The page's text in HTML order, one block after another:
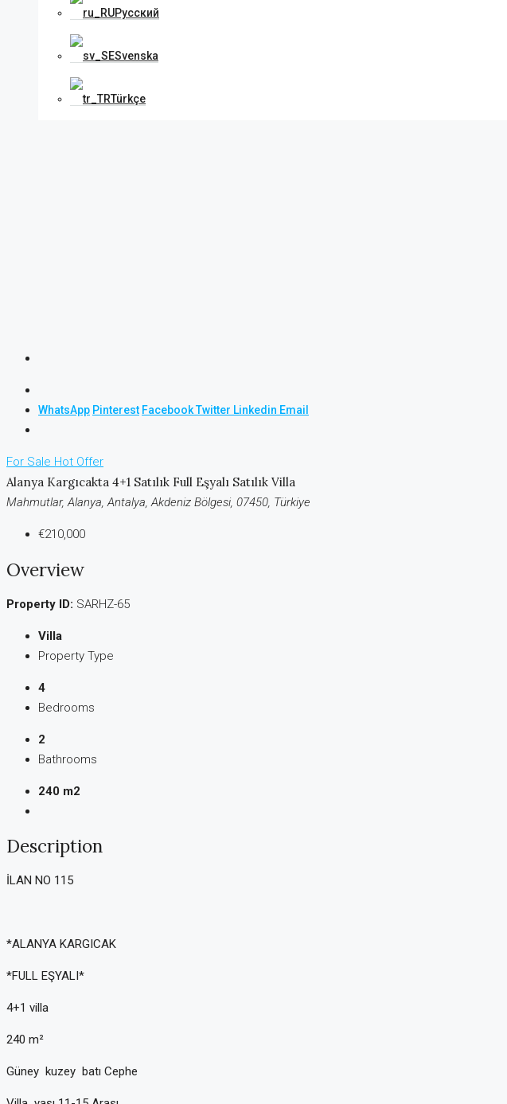
Русский
Svenska
Türkçe
WhatsApp Pinterest FacebookTwitter Linkedin Email
For Sale Hot Offer
Alanya Kargıcakta 4+1 Satılık Full Eşyalı Satılık Villa
Mahmutlar, Alanya, Antalya, Akdeniz Bölgesi, 07450, Türkiye
€210,000
Overview
Property ID: SARHZ-65
Villa
Property Type
4
Bedrooms
2
Bathrooms
240 m2
Description
İLAN NO 115
*ALANYA KARGICAK
*FULL EŞYALI*
4+1 villa
240 m²
Güney kuzey batı Cephe